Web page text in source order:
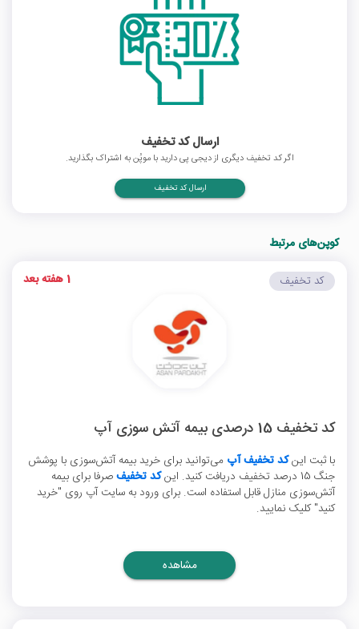
ارسال کد تخفیف
اگر کد تخفیف دیگری از دیجی پی دارید با موپُن به اشتراک بگذارید.
ارسال کد تخفیف
کوپن‌های مرتبط
کد تخفیف 15 درصدی بیمه آتش سوزی آپ
با ثبت اینکد تخفیف آپ می‌توانید برای خرید بیمه آتش‌سوزی با پوشش
جنگ 15 درصد تخفیف دریافت کنید. این
کد تخفیفصرفا برای بیمه
آتش‌سوزی منازل قابل استفاده است. برای ورود به سایت آپ روی "خرید
کنید" کلیک نمایید.
کد تخفیف 1 هفته بعد
مشاهده